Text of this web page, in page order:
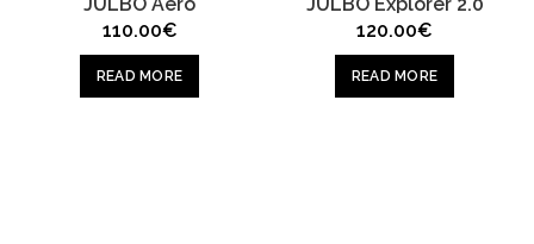
110.00€
READ MORE
120.00€
READ MORE